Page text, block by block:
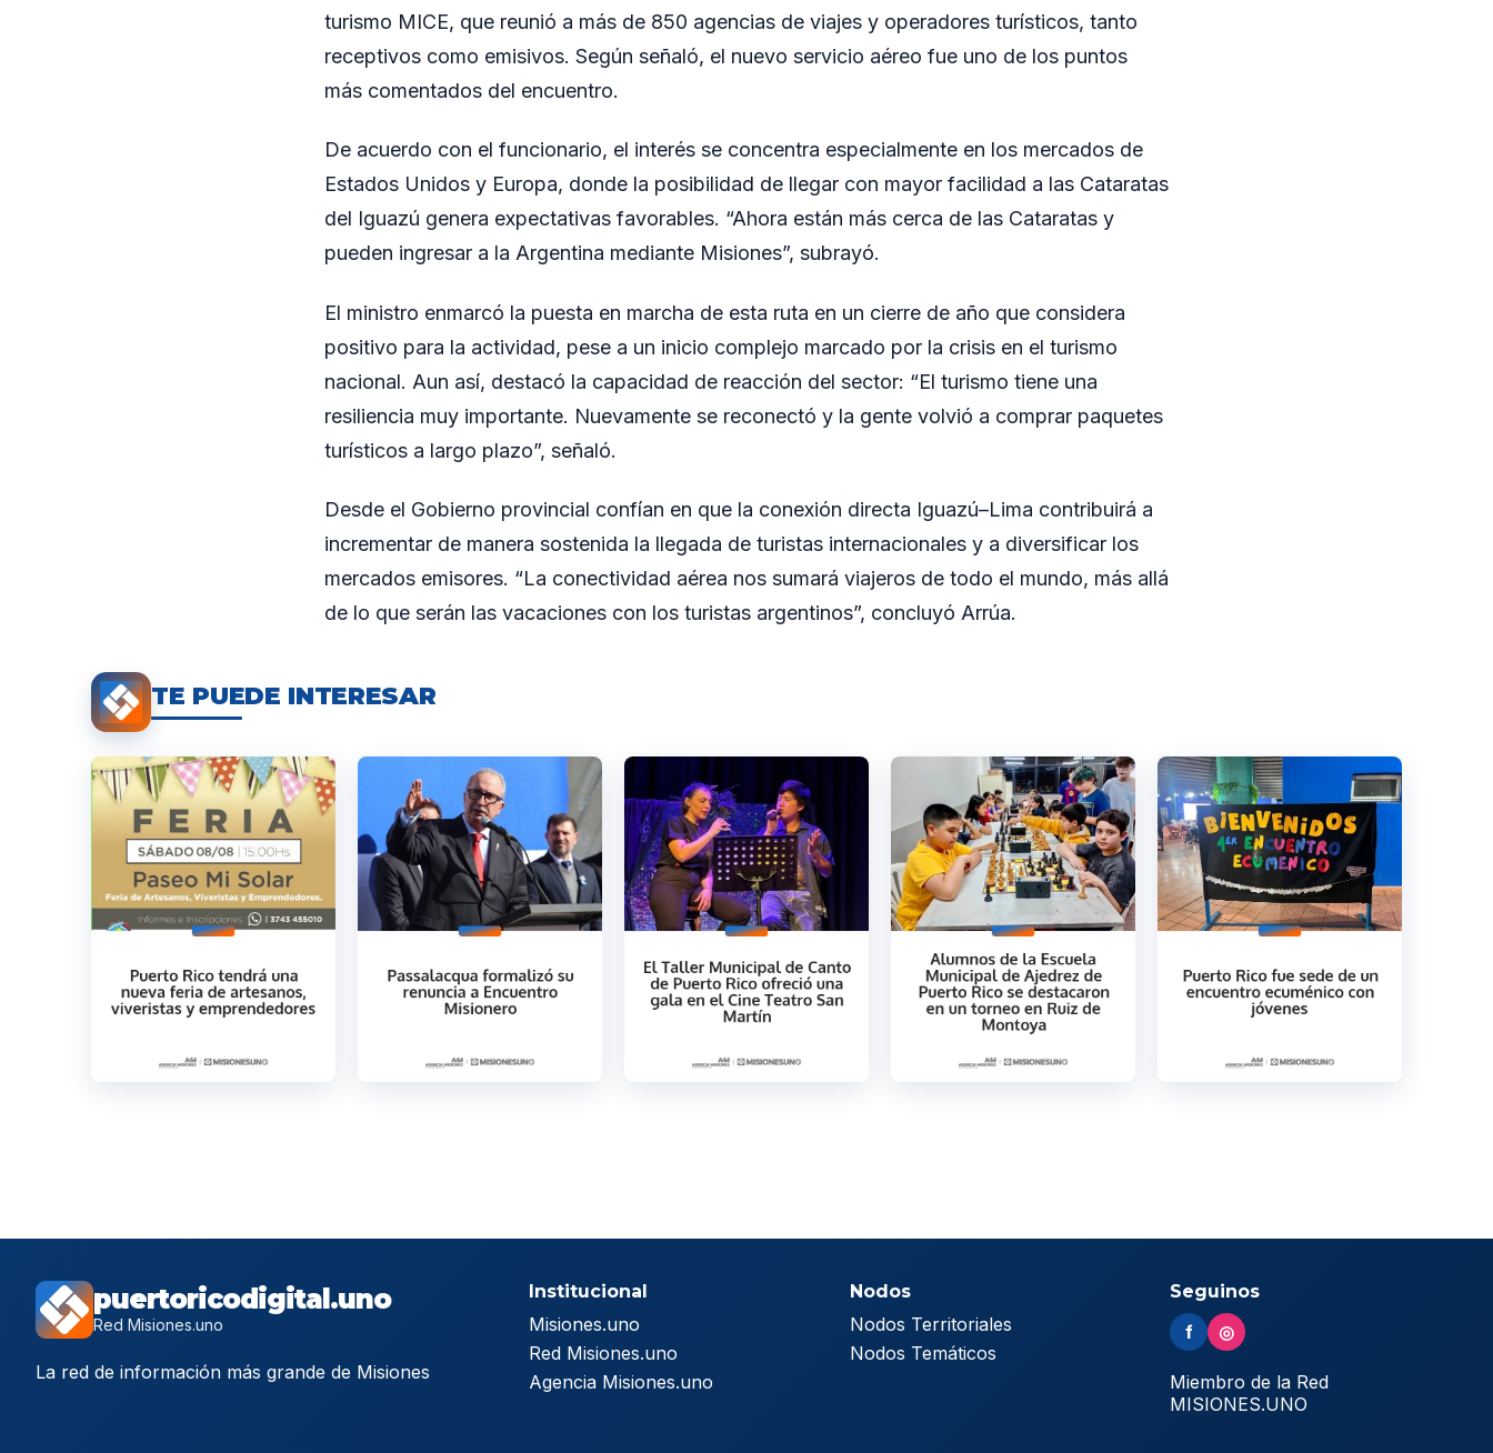
turismo MICE, que reunió a más de 850 agencias de viajes y operadores turísticos, tanto
receptivos como emisivos. Según señaló, el nuevo servicio aéreo fue uno de los puntos
más comentados del encuentro.
De acuerdo con el funcionario, el interés se concentra especialmente en los mercados de
Estados Unidos y Europa, donde la posibilidad de llegar con mayor facilidad a las Cataratas
del Iguazú genera expectativas favorables. “Ahora están más cerca de las Cataratas y
pueden ingresar a la Argentina mediante Misiones”, subrayó.
El ministro enmarcó la puesta en marcha de esta ruta en un cierre de año que considera
positivo para la actividad, pese a un inicio complejo marcado por la crisis en el turismo
nacional. Aun así, destacó la capacidad de reacción del sector: “El turismo tiene una
resiliencia muy importante. Nuevamente se reconectó y la gente volvió a comprar paquetes
turísticos a largo plazo”, señaló.
Desde el Gobierno provincial confían en que la conexión directa Iguazú–Lima contribuirá a
incrementar de manera sostenida la llegada de turistas internacionales y a diversificar los
mercados emisores. “La conectividad aérea nos sumará viajeros de todo el mundo, más allá
de lo que serán las vacaciones con los turistas argentinos”, concluyó Arrúa.
TE PUEDE INTERESAR
puertoricodigital.uno
Red Misiones.uno
La red de información más grande de Misiones
Institucional
Misiones.uno
Red Misiones.uno
Agencia Misiones.uno
Nodos
Nodos Territoriales
Nodos Temáticos
Seguinos
f ◎
Miembro de la Red
MISIONES.UNO